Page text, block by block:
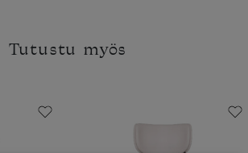
Tutustu myös